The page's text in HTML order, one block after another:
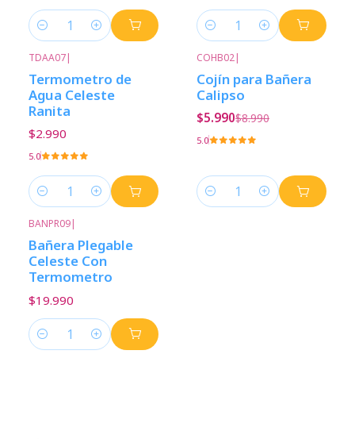
Cantidad Cantidad
TDAA07|
Termometro de
Agua Celeste
Ranita
$2.990
5.0
Cantidad
COHB02|
Cojín para Bañera
Calipso
$5.990$8.990
5.0
Cantidad
BANPR09|
Bañera Plegable
Celeste Con
Termometro
$19.990
Cantidad